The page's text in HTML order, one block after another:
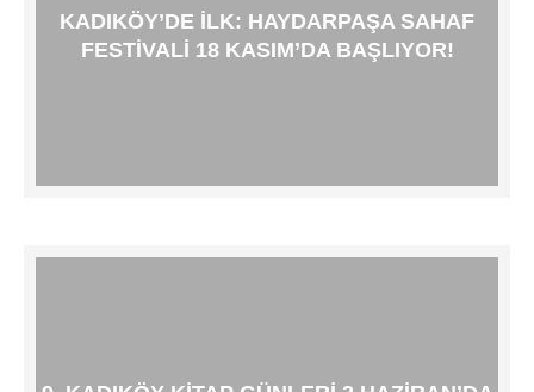
KADIKÖY’DE ILK: HAYDARPAŞA SAHAF
FESTIVALI 18 KASIM’DA BAŞLIYOR!